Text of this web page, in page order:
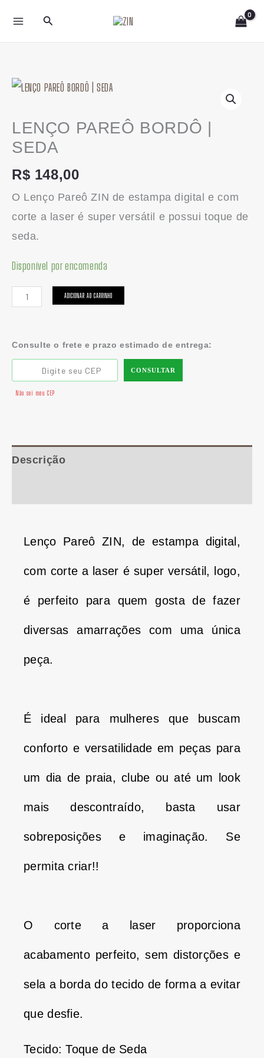
para
Pesquisar
LENÇO PAREÔ BORDÔ |
SEDA
R$ 148,00
O Lenço Pareô ZIN de estampa digital e com
corte a laser é super versátil e possui toque de
seda.
Disponível por encomenda
LENÇO
BORDÔ
|
quantidade
ADICIONAR AO CARRINHO
Consulte o frete e prazo estimado de entrega:
CONSULTAR
Não sei meu CEP
Descrição
Lenço Pareô ZIN, de estampa digital,
com corte a laser é super versátil, logo,
é perfeito para quem gosta de fazer
diversas amarrações com uma única
peça.
É ideal para mulheres que buscam
conforto e versatilidade em peças para
um dia de praia, clube ou até um look
mais descontraído, basta usar
sobreposições e imaginação. Se
permita criar!!
O corte a laser proporciona
acabamento perfeito, sem distorções e
sela a borda do tecido de forma a evitar
que desfie.
Tecido: Toque de Seda